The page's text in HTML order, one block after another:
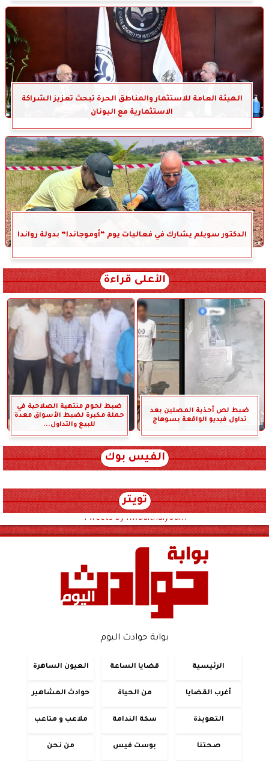
الهيئة العامة للاستثمار والمناطق الحرة تبحث تعزيز الشراكة
الاستثمارية مع اليونان
الدكتور سويلم يشارك في فعاليات يوم “أوموجاندا” بدولة رواندا
الأعلى قراءة
ضبط لص أحذية المصلين بعد
تداول فيديو الواقعة بسوهاج
ضبط لحوم منتهية الصلاحية في
حملة مكبرة لضبط الأسواق معدة
للبيع والتداول...
الفيس بوك
تويتر
Tweets by hwadithalyoum
بوابة حوادث اليوم
الرئيسية قضايا الساعة العيون الساهرة
أغرب القضايا من الحياة حوادث المشاهير
التعويذة سكة الندامة ملاعب و متاعب
صحتنا بوست فيس من نحن